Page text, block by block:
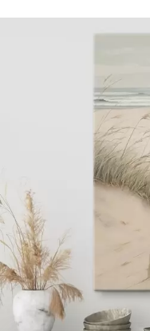
Від290.00грн
Безпечне чорнило
Поверхня з
Екологічний матеріал
Від грн
✓Яскраві, насичені
✓Стійкість до
✓Безпечне чорнило
✓Поверхня з
✗Екологічний